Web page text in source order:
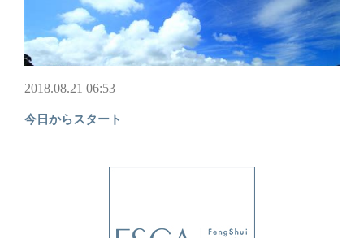
2018.08.21 06:53
今日からスタート